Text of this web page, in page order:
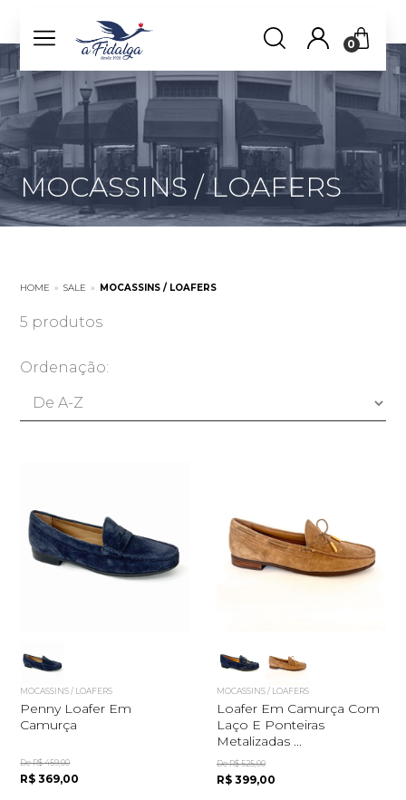
0
MOCASSINS / LOAFERS
HOME » SALE » MOCASSINS / LOAFERS
5 produtos
Ordenação:
MOCASSINS / LOAFERS
Penny Loafer Em
Camurça
De R$ 459,00
R$ 369,00
MOCASSINS / LOAFERS
Loafer Em Camurça Com
Laço E Ponteiras
Metalizadas ...
De R$ 525,00
R$ 399,00